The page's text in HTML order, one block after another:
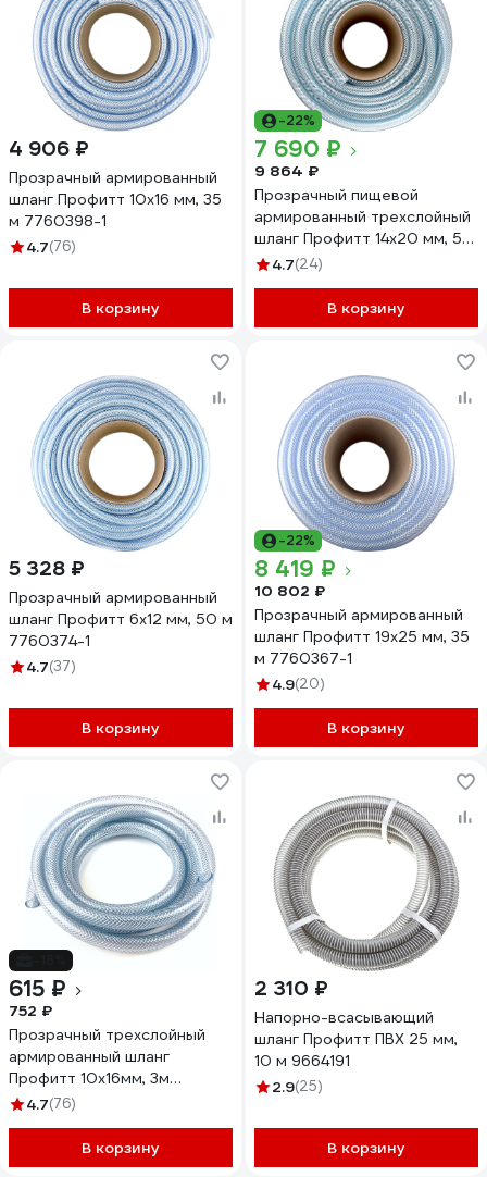
4 906 ₽
Прозрачный армированный
шланг Профитт 10х16 мм, 35
м 7760398-1
4.7(76)
В корзину
-22%
7 690 ₽
9 864 ₽
Прозрачный пищевой
армированный трехслойный
шланг Профитт 14x20 мм, 50
м 9272913-1
4.7(24)
В корзину
5 328 ₽
Прозрачный армированный
шланг Профитт 6х12 мм, 50 м
7760374-1
4.7(37)
В корзину
-22%
8 419 ₽
10 802 ₽
Прозрачный армированный
шланг Профитт 19х25 мм, 35
м 7760367-1
4.9(20)
В корзину
615 ₽
752 ₽
Прозрачный трехслойный
армированный шланг
Профитт 10х16мм, 3м
4823624
4.7(76)
В корзину
2 310 ₽
Напорно-всасывающий
шланг Профитт ПВХ 25 мм,
10 м 9664191
2.9(25)
В корзину